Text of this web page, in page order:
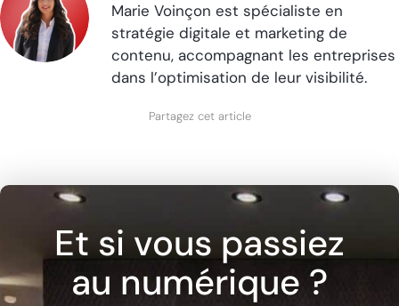
Marie Voinçon est spécialiste en
stratégie digitale et marketing de
contenu, accompagnant les entreprises
dans l’optimisation de leur visibilité.
Partagez cet article
Et si vous passiez
au numérique ?